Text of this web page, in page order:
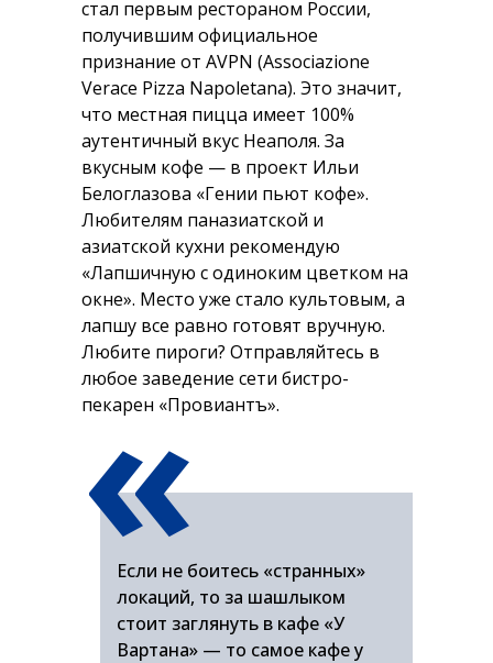
стал первым рестораном России,
получившим официальное
признание от AVPN (Associazione
Verace Pizza Napoletana). Это значит,
что местная пицца имеет 100%
аутентичный вкус Неаполя. За
вкусным кофе — в проект Ильи
Белоглазова «Гении пьют кофе».
Любителям паназиатской и
азиатской кухни рекомендую
«Лапшичную с одиноким цветком на
окне». Место уже стало культовым, а
лапшу все равно готовят вручную.
Любите пироги? Отправляйтесь в
любое заведение сети бистро-
пекарен «Провиантъ».
Если не боитесь «странных»
локаций, то за шашлыком
стоит заглянуть в кафе «У
Вартана» — то самое кафе у
«